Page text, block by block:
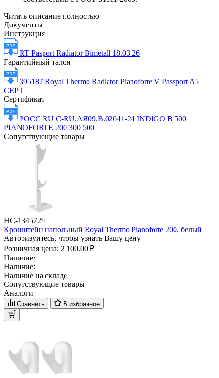
Читать описание полностью
Документы
Инструкция
RT Pasport Radiator Bimetall 18.03.26
Гарантийный талон
395187 Royal Thermo Radiator Pianoforte V Passport A5
СЕРТ
Сертификат
РОСС RU C-RU.АЯ09.B.02641-24 INDIGO B 500
PIANOFORTE 200 300 500
Сопутствующие товары
НС-1345729
Кронштейн напольный Royal Thermo Pianoforte 200, белый
Авторизуйтесь, чтобы узнать Вашу цену
Розничная цена: 2 100.00 ₽
Наличие:
Наличие:
Наличие на складе
Сопутствующие товары
Аналоги
Сравнить В избранное